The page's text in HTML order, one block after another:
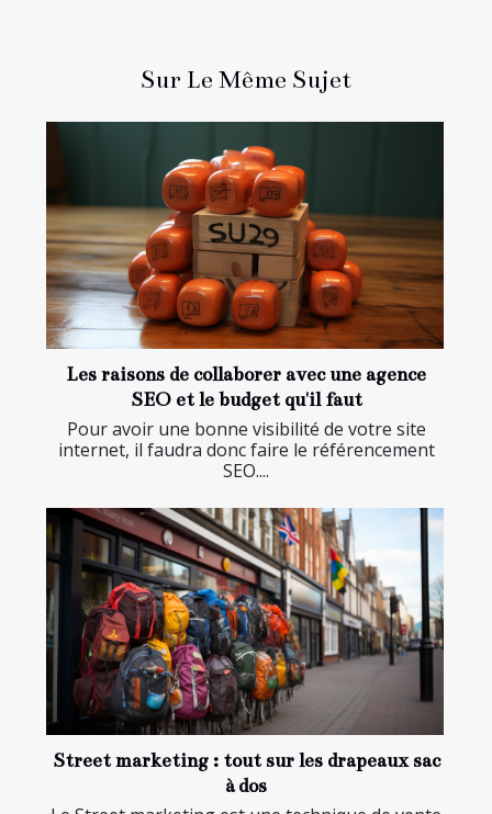
Sur Le Même Sujet
Les raisons de collaborer avec une agence
SEO et le budget qu'il faut
Pour avoir une bonne visibilité de votre site
internet, il faudra donc faire le référencement
SEO....
Street marketing : tout sur les drapeaux sac
à dos